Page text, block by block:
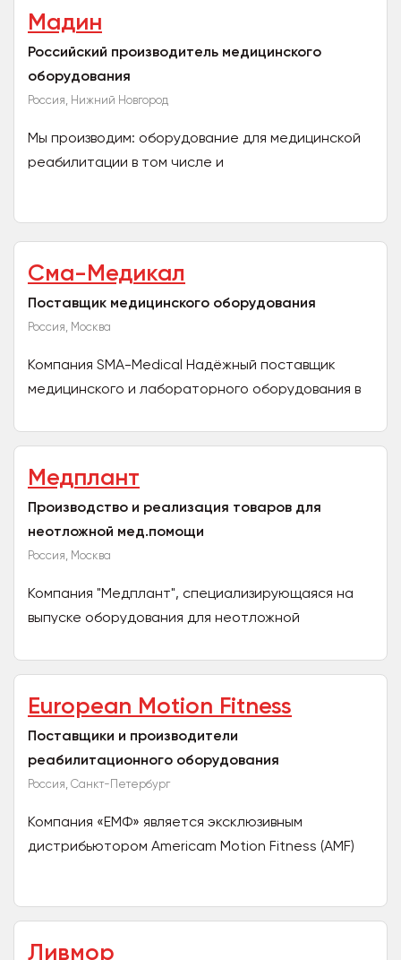
Мадин
Российский производитель медицинского
оборудования
Россия, Нижний Новгород
Мы производим: оборудование для медицинской
реабилитации в том числе и
Сма-Медикал
Поставщик медицинского оборудования
Россия, Москва
Компания SMA-Medical Надёжный поставщик
медицинского и лабораторного оборудования в
смогли подобрать...
Медплант
Производство и реализация товаров для
неотложной мед.помощи
Россия, Москва
Компания "Медплант", специализирующаяся на
выпуске оборудования для неотложной
нишу на рынке более 20 лет...
European Motion Fitness
Поставщики и производители
реабилитационного оборудования
Россия, Санкт-Петербург
Компания «ЕМФ» является эксклюзивным
дистрибьютором Americam Motion Fitness (AMF)
Ливмор